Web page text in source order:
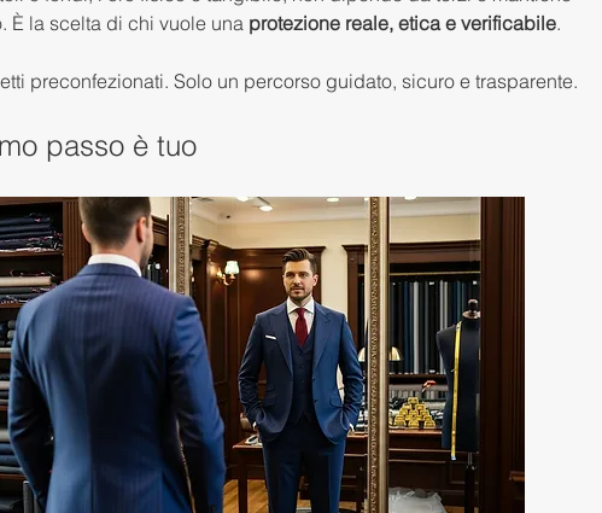
È la scelta di chi vuole una protezione reale, etica e verificabile.
preconfezionati. Solo un percorso guidato, sicuro e trasparente.
passo è tuo